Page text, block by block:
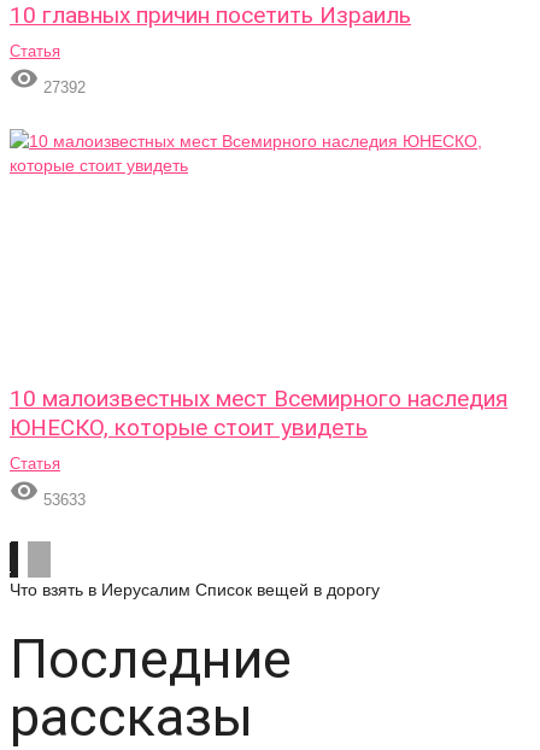
10 главных причин посетить Израиль
Статья
 27392
10 малоизвестных мест Всемирного наследия
ЮНЕСКО, которые стоит увидеть
Статья
 53633
Что взять в Иерусалим Список вещей в дорогу
Последние
рассказы